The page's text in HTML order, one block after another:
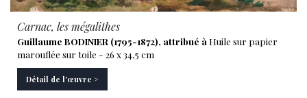
Carnac, les mégalithes
Guillaume BODINIER (1795-1872), attribué à Huile sur papier
marouflée sur toile - 26 x 34,5 cm
Détail de l'œuvre >